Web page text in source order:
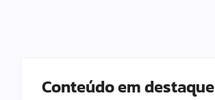
Conteúdo em destaque